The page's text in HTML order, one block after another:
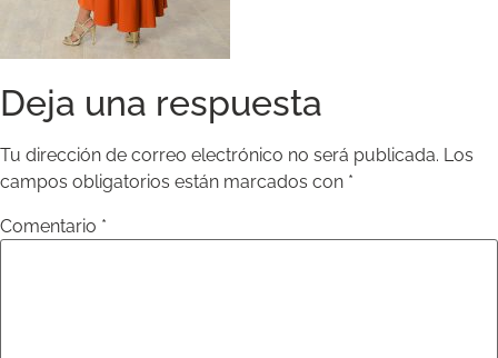
Deja una respuesta
Tu dirección de correo electrónico no será publicada. Los
campos obligatorios están marcados con *
Comentario *